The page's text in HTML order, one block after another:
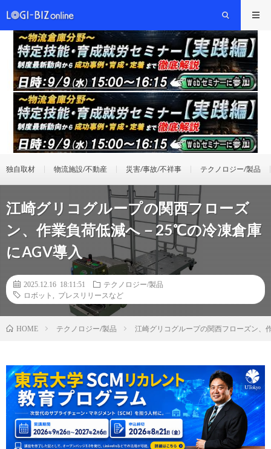
独自取材 物流施設/不動産 災害/事故/不祥事 テクノロジー/製品
江崎グリコグループの関西フローズ
ン、作業負荷低減へ－25℃の冷凍倉庫
にAGV導入
2025.12.16 18:11:51
テクノロジー/製品
ロボット
プレスリリースなど
HOME テクノロジー/製品 江崎グリコグループの関西フローズン